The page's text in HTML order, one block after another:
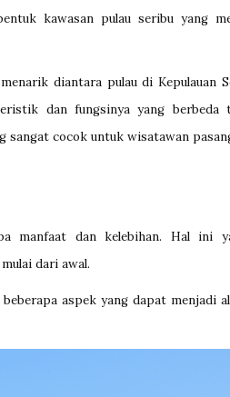
kawasan pulau seribu yang
diantara pulau di Kepulauan
dan fungsinya yang berbeda
sangat cocok untuk wisatawan
manfaat dan kelebihan. Hal ini
dari awal.
aspek yang dapat menjadi